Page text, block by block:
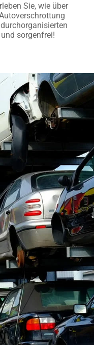
Sie, wie über
sorgenfrei!